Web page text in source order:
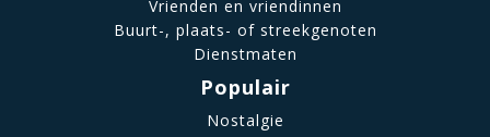
Vrienden en vriendinnen
Buurt-, plaats- of streekgenoten
Dienstmaten
Populair
Nostalgie